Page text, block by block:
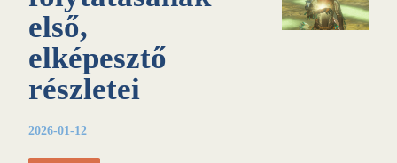
első,
elképesztő
részletei
2026-01-12